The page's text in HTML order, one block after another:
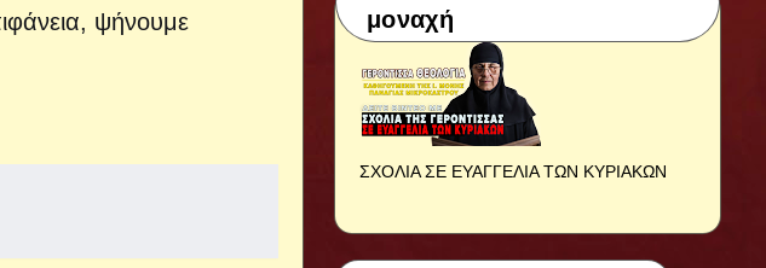
ψήνουμε
μοναχή
ΣΧΟΛΙΑ ΣΕ ΕΥΑΓΓΕΛΙΑ ΤΩΝ ΚΥΡΙΑΚΩΝ